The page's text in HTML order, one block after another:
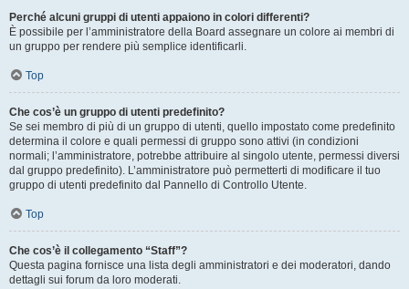
Perché alcuni gruppi di utenti appaiono in colori differenti?
È possibile per l’amministratore della Board assegnare un colore ai membri di
un gruppo per rendere più semplice identificarli.
Top
Che cos’è un gruppo di utenti predefinito?
Se sei membro di più di un gruppo di utenti, quello impostato come predefinito
determina il colore e quali permessi di gruppo sono attivi (in condizioni
normali; l’amministratore, potrebbe attribuire al singolo utente, permessi diversi
dal gruppo predefinito). L’amministratore può permetterti di modificare il tuo
gruppo di utenti predefinito dal Pannello di Controllo Utente.
Top
Che cos’è il collegamento “Staff”?
Questa pagina fornisce una lista degli amministratori e dei moderatori, dando
dettagli sui forum da loro moderati.